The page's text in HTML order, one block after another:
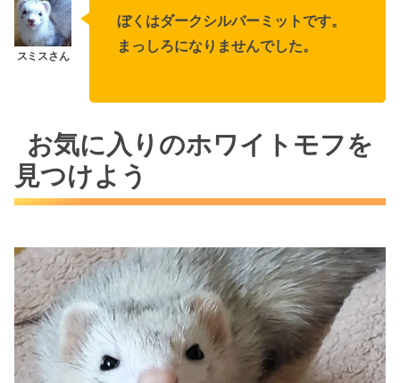
ぼくはダークシルバーミットです。
まっしろになりませんでした。
お気に入りのホワイトモフを
見つけよう